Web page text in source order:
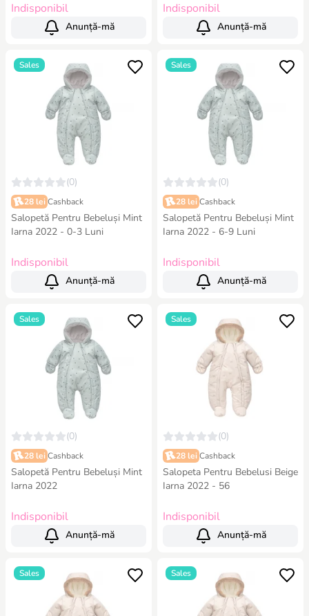
Indisponibil
Anunță-mă
Indisponibil
Anunță-mă
Sales
(0)
28 lei Cashback
Salopetă Pentru Bebeluși Mint
Iarna 2022 - 0-3 Luni
Indisponibil
Anunță-mă
Sales
(0)
28 lei Cashback
Salopetă Pentru Bebeluși Mint
Iarna 2022 - 6-9 Luni
Indisponibil
Anunță-mă
Sales
(0)
28 lei Cashback
Salopetă Pentru Bebeluși Mint
Iarna 2022
Indisponibil
Anunță-mă
Sales
(0)
28 lei Cashback
Salopeta Pentru Bebelusi Beige
Iarna 2022 - 56
Indisponibil
Anunță-mă
Sales Sales